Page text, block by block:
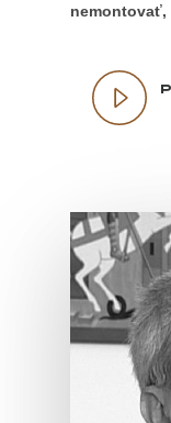
nemontovať,